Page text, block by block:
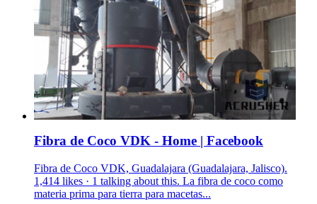
Fibra de Coco VDK - Home | Facebook
Fibra de Coco VDK, Guadalajara (Guadalajara, Jalisco).
1,414 likes · 1 talking about this. La fibra de coco como
materia prima para tierra para macetas...